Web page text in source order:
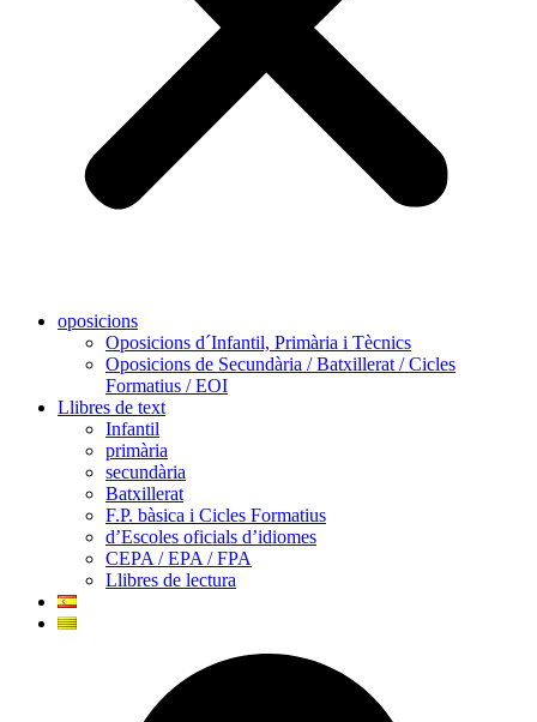
oposicions
Oposicions d´Infantil, Primària i Tècnics
Oposicions de Secundària / Batxillerat / Cicles
Formatius / EOI
Llibres de text
Infantil
primària
secundària
Batxillerat
F.P. bàsica i Cicles Formatius
d’Escoles oficials d’idiomes
CEPA / EPA / FPA
Llibres de lectura